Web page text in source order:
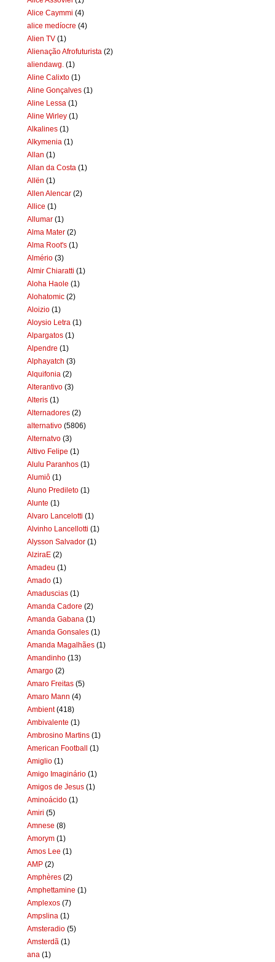
Alice Caymmi (4)
alice medíocre (4)
Alien TV (1)
Alienação Afrofuturista (2)
aliendawg. (1)
Aline Calixto (1)
Aline Gonçalves (1)
Aline Lessa (1)
Aline Wirley (1)
Alkalines (1)
Alkymenia (1)
Allan (1)
Allan da Costa (1)
Allën (1)
Allen Alencar (2)
Allice (1)
Allumar (1)
Alma Mater (2)
Alma Root's (1)
Almério (3)
Almir Chiaratti (1)
Aloha Haole (1)
Alohatomic (2)
Aloizio (1)
Aloysio Letra (1)
Alpargatos (1)
Alpendre (1)
Alphayatch (3)
Alquifonia (2)
Alterantivo (3)
Alteris (1)
Alternadores (2)
alternativo (5806)
Alternatvo (3)
Altivo Felipe (1)
Alulu Paranhos (1)
Alumiô (1)
Aluno Predileto (1)
Alunte (1)
Alvaro Lancelotti (1)
Alvinho Lancellotti (1)
Alysson Salvador (1)
AlziraE (2)
Amadeu (1)
Amado (1)
Amaduscias (1)
Amanda Cadore (2)
Amanda Gabana (1)
Amanda Gonsales (1)
Amanda Magalhães (1)
Amandinho (13)
Amargo (2)
Amaro Freitas (5)
Amaro Mann (4)
Ambient (418)
Ambivalente (1)
Ambrosino Martins (1)
American Football (1)
Amiglio (1)
Amigo Imaginário (1)
Amigos de Jesus (1)
Aminoácido (1)
Amiri (5)
Amnese (8)
Amorym (1)
Amos Lee (1)
AMP (2)
Amphères (2)
Amphettamine (1)
Amplexos (7)
Ampslina (1)
Amsteradio (5)
Amsterdã (1)
ana (1)